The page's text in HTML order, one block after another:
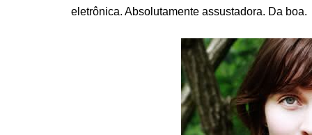
eletrônica. Absolutamente assustadora. Da boa.